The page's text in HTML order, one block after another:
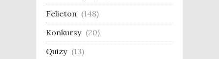
Felieton (148)
Konkursy (20)
Quizy (13)